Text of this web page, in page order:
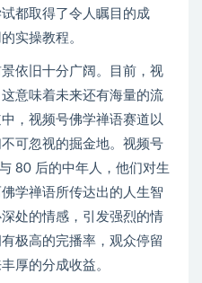
都取得了令人瞩目的成
实操教程。
依旧十分广阔。目前，视
意味着未来还有海量的流
，视频号佛学禅语赛道以
可忽视的掘金地。视频号
80 后的中年人，他们对生
学禅语所传达出的人生智
处的情感，引发强烈的情
极高的完播率，观众停留
厚的分成收益。